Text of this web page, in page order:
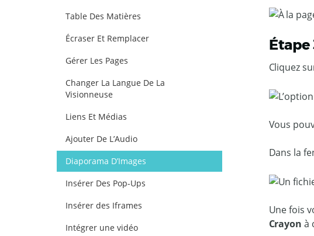
Table Des Matières
Écraser Et Remplacer
Gérer Les Pages
Changer La Langue De La
Visionneuse
Liens Et Médias
Ajouter De L’Audio
Diaporama D’Images
Insérer Des Pop-Ups
Insérer des Iframes
Intégrer une vidéo
Étape
Cliquez
Vous
Dans la
Une fois
Crayon à